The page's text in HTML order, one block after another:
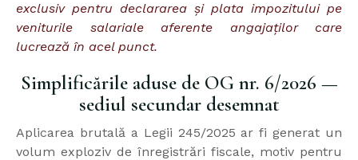
exclusiv pentru declararea și plata impozitului pe
veniturile salariale aferente angajaților care
lucrează în acel punct.
Simplificările aduse de OG nr. 6/2026 —
sediul secundar desemnat
Aplicarea brutală a Legii 245/2025 ar fi generat un
volum exploziv de înregistrări fiscale, motiv pentru